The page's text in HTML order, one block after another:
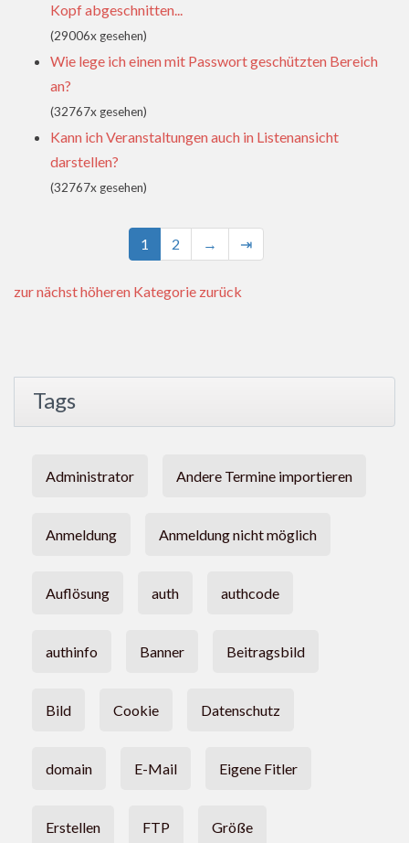
Kopf abgeschnitten...
(29006x gesehen)
Wie lege ich einen mit Passwort geschützten Bereich
an?
(32767x gesehen)
Kann ich Veranstaltungen auch in Listenansicht
darstellen?
(32767x gesehen)
1 2 → ⇥
zur nächst höheren Kategorie zurück
Tags
Administrator Andere Termine importieren
Anmeldung Anmeldung nicht möglich
Auflösung auth authcode
authinfo Banner Beitragsbild
Bild Cookie Datenschutz
domain E-Mail Eigene Fitler
Erstellen FTP Größe